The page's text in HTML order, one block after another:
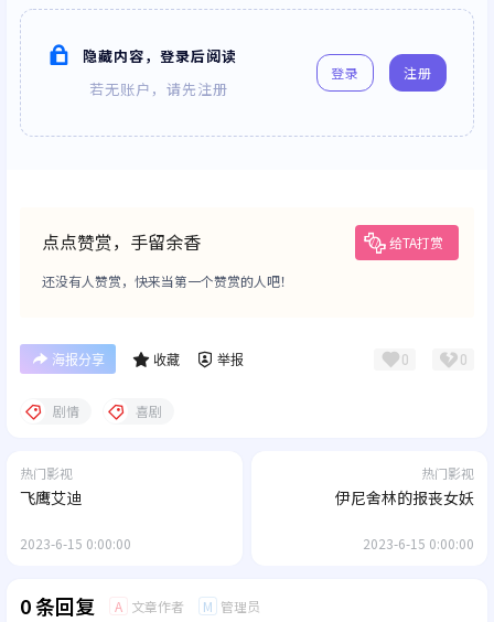
隐藏内容，登录后阅读
若无账户，请先注册
登录 注册
点点赞赏，手留余香 给TA打赏
还没有人赞赏，快来当第一个赞赏的人吧！
海报分享 收藏 举报 0 0
剧情 喜剧
热门影视
飞鹰艾迪
2023-6-15 0:00:00
热门影视
伊尼舍林的报丧女妖
2023-6-15 0:00:00
0 条回复 A 文章作者 M 管理员